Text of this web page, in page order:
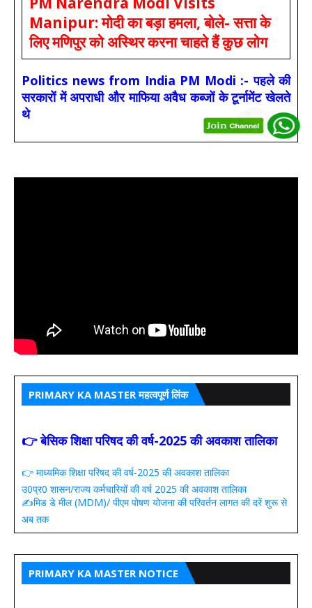
Manipur: मोदी का बड़ा हमला, बोले- सत्ता के
लिए मणिपुर को अस्थिर करना चाहते हैं कुछ लोग
Politics news from India PM Modi :- पहले की
सरकारों में अपराधी और माफिया अवैध कब्जों के टूर्नामेंट खेलते
थे
PRIMARY KA MASTER महत्वपूर्ण लिंक
👉 बेसिक शिक्षा परिषद की वर्ष-2025 की अवकाश तालिका
👉 माध्यमिक शिक्षा परिषद की वर्ष-2025 की अवकाश तालिका
उ0प्र0 शासन/राज्य कर्मचारियों की वर्ष 2025 की अवकाश तालिका
✍️मिड डे मील (MDM)/ पीएम पोषण योजना की परिवर्तन लागत की दरें शुरू से
अब तक
PRIMARY KA MASTER NOTICE